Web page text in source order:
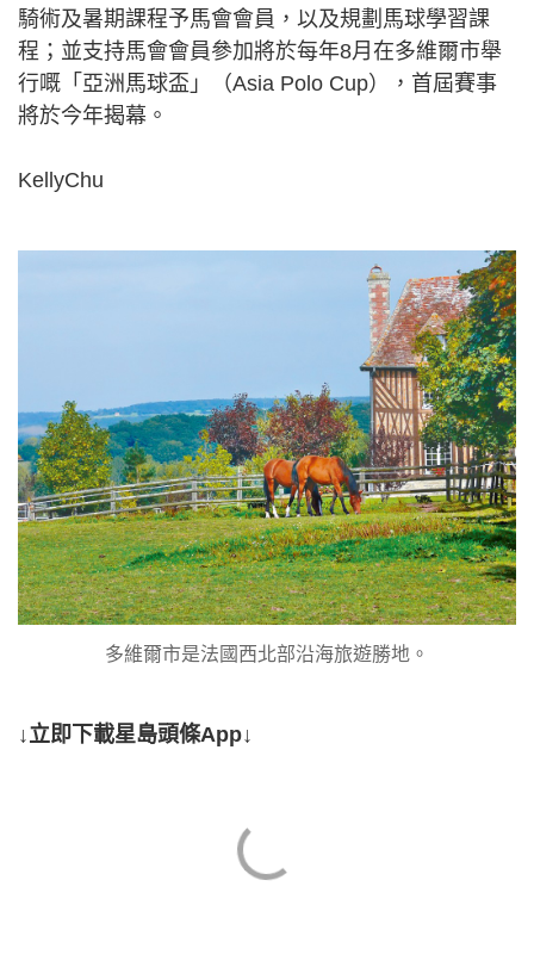
騎術及暑期課程予馬會會員，以及規劃馬球學習課
程；並支持馬會會員參加將於每年8月在多維爾市舉
行嘅「亞洲馬球盃」（Asia Polo Cup），首屆賽事
將於今年揭幕。
KellyChu
多維爾市是法國西北部沿海旅遊勝地。
↓立即下載星島頭條App↓